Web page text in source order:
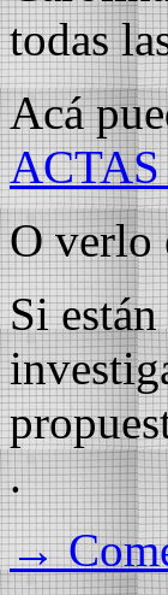
todas
Acá
O verlo
Si
.
→